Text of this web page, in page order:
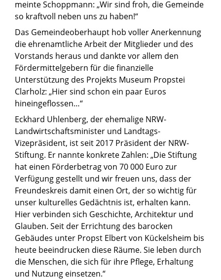
meinte Schoppmann: „Wir sind froh, die Gemeinde
so kraftvoll neben uns zu haben!“
Das Gemeindeoberhaupt hob voller Anerkennung
die ehrenamtliche Arbeit der Mitglieder und des
Vorstands heraus und dankte vor allem den
Fördermittelgebern für die finanzielle
Unterstützung des Projekts Museum Propstei
Clarholz: „Hier sind schon ein paar Euros
hineingeflossen…“
Eckhard Uhlenberg, der ehemalige NRW-
Landwirtschaftsminister und Landtags-
Vizepräsident, ist seit 2017 Präsident der NRW-
Stiftung. Er nannte konkrete Zahlen: „Die Stiftung
hat einen Förderbetrag von 70 000 Euro zur
Verfügung gestellt und wir freuen uns, dass der
Freundeskreis damit einen Ort, der so wichtig für
unser kulturelles Gedächtnis ist, erhalten kann.
Hier verbinden sich Geschichte, Architektur und
Glauben. Seit der Errichtung des barocken
Gebäudes unter Propst Elbert von Kückelsheim bis
heute beeindrucken diese Räume. Sie leben durch
die Menschen, die sich für ihre Pflege, Erhaltung
und Nutzung einsetzen.“